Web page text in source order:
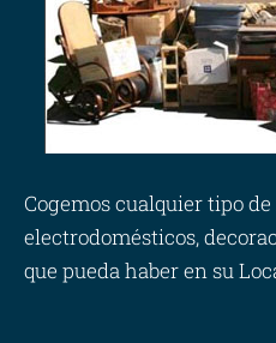
Cogemos cualquier tipo
electrodomésticos,
que pueda haber en su